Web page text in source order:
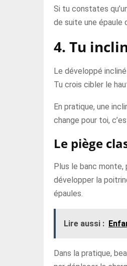
Si tu constates
de suite une épaule
4. Tu
Le développé
Tu crois cibler le
En pratique, une
change pour toi,
Le piège
Plus le banc monte,
développer la
épaules.
Lire aussi :
Dans la pratique,